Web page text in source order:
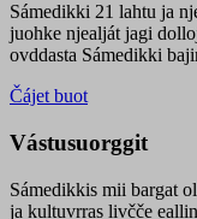
Sámedikki 21 lahtu ja
juohke njealját jagi
ovddasta Sámedikki
Čájet buot
Vástusuorggit
Sámedikkis mii bargat
ja kultuvrras livčče